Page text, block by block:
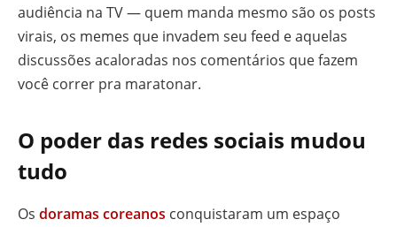
audiência na TV — quem manda mesmo são os posts
virais, os memes que invadem seu feed e aquelas
discussões acaloradas nos comentários que fazem
você correr pra maratonar.
O poder das redes sociais mudou
tudo
Os doramas coreanos conquistaram um espaço